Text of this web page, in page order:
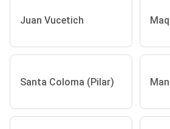
Juan Vucetich
Santa Coloma (Pilar)